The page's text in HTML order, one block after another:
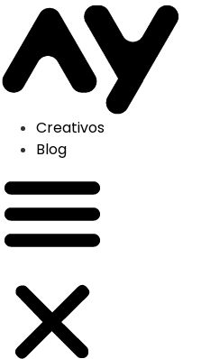
content
Creativos
Blog